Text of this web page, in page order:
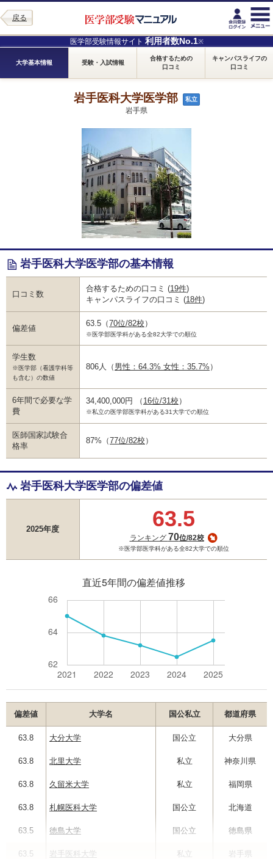
戻る
医学部受験情報サイト 利用者数No.1※
大学基本情報 受験・入試情報
合格するための
口コミ
キャンパスライフの
口コミ
岩手医科大学医学部 私立
岩手県
岩手医科大学医学部の基本情報
口コミ数
合格するための口コミ (19件)
キャンパスライフの口コミ (18件)
偏差値
63.5 （70位/82校 ）
※医学部医学科がある全82大学での順位
学生数
※医学部（看護学科等
も含む）の数値
806人 （ 男性：64.3% 女性：35.7% ）
6年間で必要な学
費
34,400,000円 （ 16位/31校 ）
※私立の医学部医学科がある31大学での順位
医師国家試験合
格率
87% （77位/82校 ）
岩手医科大学医学部の偏差値
2025年度 63.5
ランキング 70位/82校
※医学部医学科がある全82大学での順位
偏差値 大学名 国公私立 都道府県
63.8 大分大学 国公立 大分県
63.8 北里大学 私立 神奈川県
63.8 久留米大学 私立 福岡県
63.8 札幌医科大学 国公立 北海道
63.5 徳島大学 国公立 徳島県
63.5 岩手医科大学 私立 岩手県